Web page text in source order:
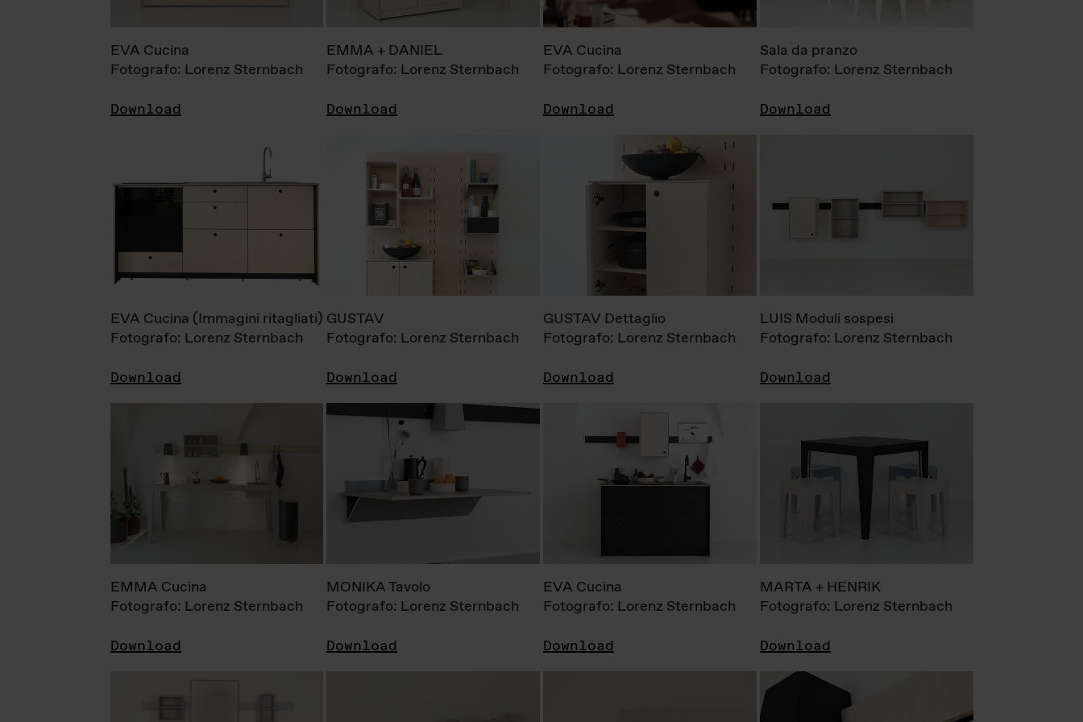
EVA Cucina
Fotografo: Lorenz Sternbach
Download
EMMA + DANIEL
Fotografo: Lorenz Sternbach
Download
EVA Cucina
Fotografo: Lorenz Sternbach
Download
Sala da pranzo
Fotografo: Lorenz Sternbach
Download
EVA Cucina (Immagini ritagliati)
Fotografo: Lorenz Sternbach
Download
GUSTAV
Fotografo: Lorenz Sternbach
Download
GUSTAV Dettaglio
Fotografo: Lorenz Sternbach
Download
LUIS Moduli sospesi
Fotografo: Lorenz Sternbach
Download
EMMA Cucina
Fotografo: Lorenz Sternbach
Download
MONIKA Tavolo
Fotografo: Lorenz Sternbach
Download
EVA Cucina
Fotografo: Lorenz Sternbach
Download
MARTA + HENRIK
Fotografo: Lorenz Sternbach
Download